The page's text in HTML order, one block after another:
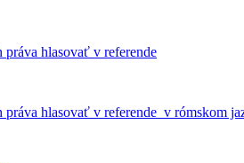
hlasovať v referende
práva hlasovať v referende v rómskom